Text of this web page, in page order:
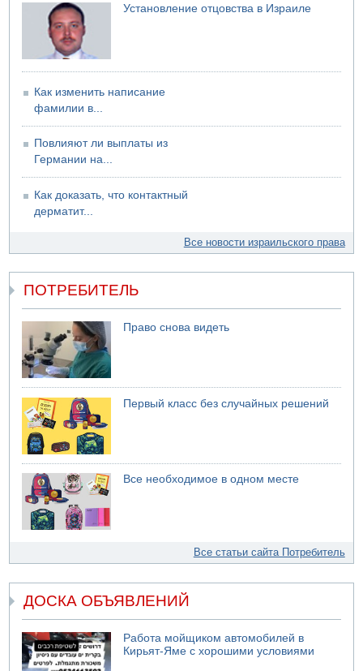
Подозреваемый в домогательствах в хостеле - Гильбоа
Дахан
07.08.2026 17:55
Обнародовано имя полицейского, подозреваемого в
коррупционных отношениях с Йоавом Элиаси
07.08.2026 17:51
БАГАЦ отказался заморозить лишение налоговых льгот
для уклонистов-харедим
07.08.2026 17:48
В Иерусалиме водитель врезался в забор и серьезно
пострадал
Установление отцовства в Израиле
Как изменить написание
фамилии в...
Повлияют ли выплаты из
Германии на...
Как доказать, что контактный
дерматит...
Все новости израильского права
ПОТРЕБИТЕЛЬ
Право снова видеть
Первый класс без случайных решений
Все необходимое в одном месте
Все статьи сайта Потребитель
ДОСКА ОБЪЯВЛЕНИЙ
Работа мойщиком автомобилей в
Кирьят-Яме с хорошими условиями